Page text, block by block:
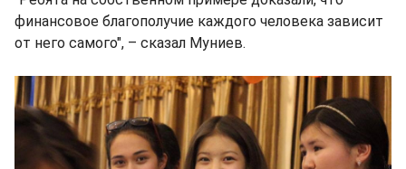
финансовое благополучие каждого человека зависит
от него самого", – сказал Муниев.